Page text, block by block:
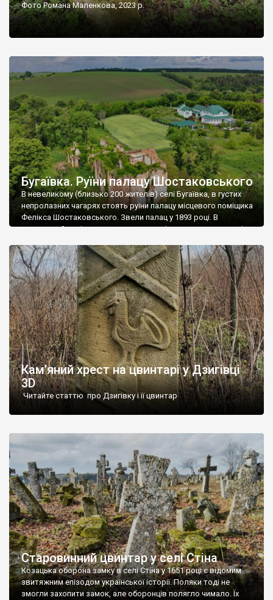
Фото Романа Маленкова, 2023 р.
Бугаївка. Руїни палацу Шостаковського
В невеликому (близько 200 жителів) селі Бугаївка, в густих
непролазних чагарях стоять руїни палацу місцевого поміщика
Фелікса Шостаковського. Звели палац у 1893 році. В
радянський період у ньому спочатку містилася школа, потім
століття тут розмістили туберкульозну лікарню. Коли із
палацу виїхала лікарня – ми точно не […]
Кам’яний хрест на цвинтарі у Дзигівці
3D
Читайте статтю про Дзигівку і її цвинтар
Старовинний цвинтар у селі Стіна
Козацька оборона замку в селі Стіна у 1651 році є відомим
звитяжним епізодом української історії. Поляки тоді не
змогли захопити замок, але оборонців полягло чимало. Їх